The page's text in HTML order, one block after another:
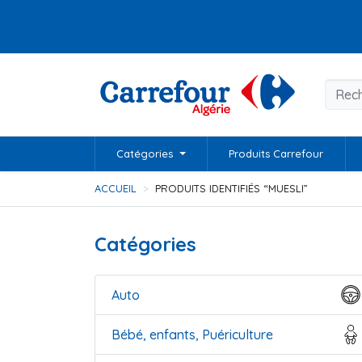
Catégories Produits Carrefour
ACCUEIL PRODUITS IDENTIFIÉS “MUESLI”
Catégories
Auto
Bébé, enfants, Puériculture